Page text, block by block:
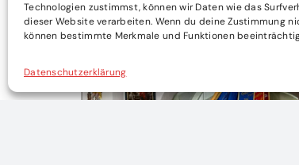
Technologien zustimmst, können wir Daten wie das
dieser Website verarbeiten. Wenn du deine Zustimmung
können bestimmte Merkmale und Funktionen
Datenschutzerklärung